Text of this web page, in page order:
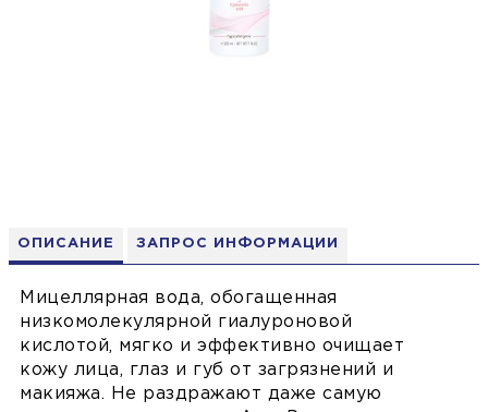
ОПИСАНИЕ ЗАПРОС ИНФОРМАЦИИ
Мицеллярная вода, обогащенная
низкомолекулярной гиалуроновой
кислотой, мягко и эффективно очищает
кожу лица, глаз и губ от загрязнений и
макияжа. Не раздражают даже самую